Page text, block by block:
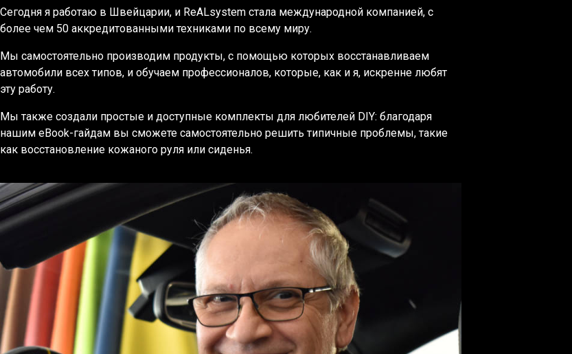
Сегодня я работаю в Швейцарии, и ReALsystem стала международной компанией, с
более чем 50 аккредитованными техниками по всему миру.
Мы самостоятельно производим продукты, с помощью которых восстанавливаем
автомобили всех типов, и обучаем профессионалов, которые, как и я, искренне любят
эту работу.
Мы также создали простые и доступные комплекты для любителей DIY: благодаря
нашим eBook-гайдам вы сможете самостоятельно решить типичные проблемы, такие
как восстановление кожаного руля или сиденья.